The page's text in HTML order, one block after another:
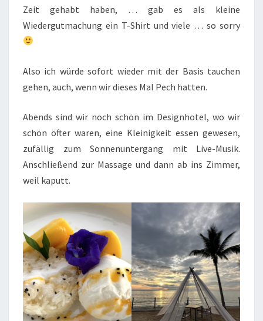
Zeit gehabt haben, … gab es als kleine
Wiedergutmachung ein T-Shirt und viele … so sorry
Also ich würde sofort wieder mit der Basis tauchen
gehen, auch, wenn wir dieses Mal Pech hatten.
Abends sind wir noch schön im Designhotel, wo wir
schön öfter waren, eine Kleinigkeit essen gewesen,
zufällig zum Sonnenuntergang mit Live-Musik.
Anschließend zur Massage und dann ab ins Zimmer,
weil kaputt.